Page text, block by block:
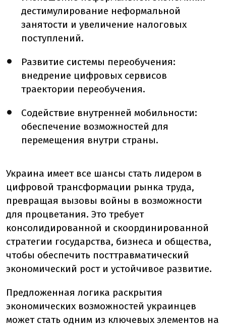
дестимулирование неформальной
занятости и увеличение налоговых
поступлений.
Развитие системы переобучения:
внедрение цифровых сервисов
траектории переобучения.
Содействие внутренней мобильности:
обеспечение возможностей для
перемещения внутри страны.
Украина имеет все шансы стать лидером в
цифровой трансформации рынка труда,
превращая вызовы войны в возможности
для процветания. Это требует
консолидированной и скоординированной
стратегии государства, бизнеса и общества,
чтобы обеспечить посттравматический
экономический рост и устойчивое развитие.
Предложенная логика раскрытия
экономических возможностей украинцев
может стать одним из ключевых элементов на